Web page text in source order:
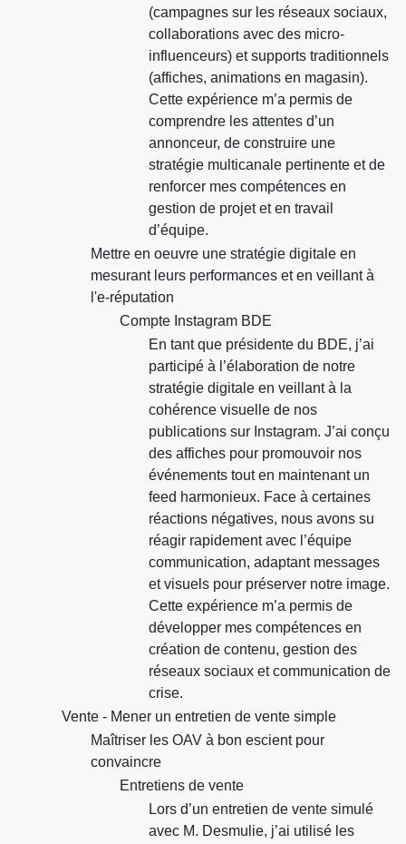
(campagnes sur les réseaux sociaux,
collaborations avec des micro-
influenceurs) et supports traditionnels
(affiches, animations en magasin).
Cette expérience m’a permis de
comprendre les attentes d’un
annonceur, de construire une
stratégie multicanale pertinente et de
renforcer mes compétences en
gestion de projet et en travail
d’équipe.
Mettre en oeuvre une stratégie digitale en
mesurant leurs performances et en veillant à
l'e-réputation
Compte Instagram BDE
En tant que présidente du BDE, j’ai
participé à l’élaboration de notre
stratégie digitale en veillant à la
cohérence visuelle de nos
publications sur Instagram. J’ai conçu
des affiches pour promouvoir nos
événements tout en maintenant un
feed harmonieux. Face à certaines
réactions négatives, nous avons su
réagir rapidement avec l’équipe
communication, adaptant messages
et visuels pour préserver notre image.
Cette expérience m’a permis de
développer mes compétences en
création de contenu, gestion des
réseaux sociaux et communication de
crise.
Vente - Mener un entretien de vente simple
Maîtriser les OAV à bon escient pour
convaincre
Entretiens de vente
Lors d’un entretien de vente simulé
avec M. Desmulie, j’ai utilisé les